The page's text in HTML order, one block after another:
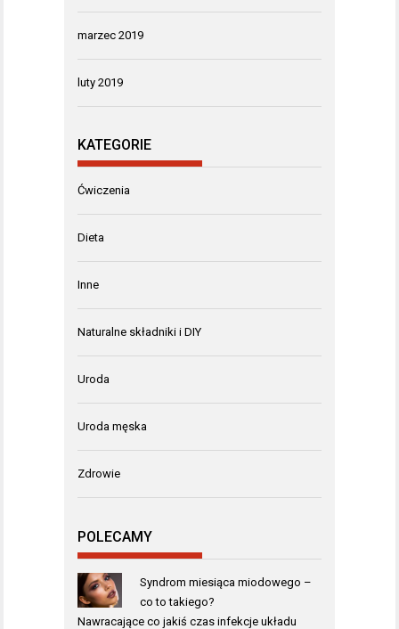
marzec 2019
luty 2019
KATEGORIE
Ćwiczenia
Dieta
Inne
Naturalne składniki i DIY
Uroda
Uroda męska
Zdrowie
POLECAMY
Syndrom miesiąca miodowego –
co to takiego?
Nawracające co jakiś czas infekcje układu